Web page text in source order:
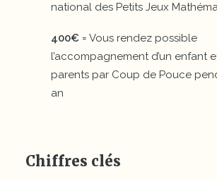
national des Petits Jeux
400€ = Vous rendez possible
l’accompagnement d’un enfant
parents par Coup de Pouce
an
Chiffres clés